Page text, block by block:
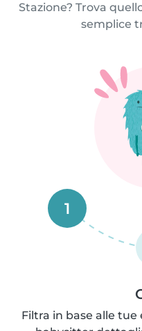
Stazione? Trova
semplice
1
Filtra in base alle tue